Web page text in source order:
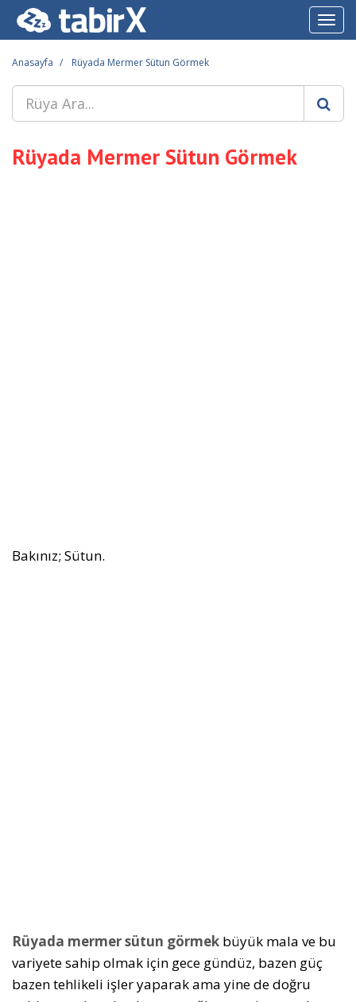
Anasayfa Rüyada Mermer Sütun Görmek
Rüyada Mermer Sütun Görmek
Bakınız; Sütun.
Rüyada mermer sütun görmek büyük mala ve bu
variyete sahip olmak için gece gündüz, bazen güç
bazen tehlikeli işler yaparak ama yine de doğru